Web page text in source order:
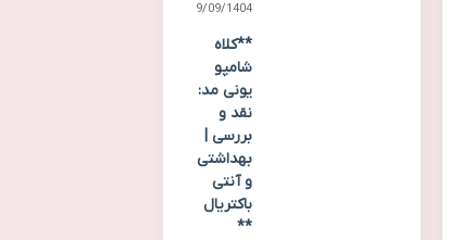
19/09/1404
**کلاه
شامپو
یونی مد:
نقد و
بررسی |
بهداشتی
و آنتی
باکتریال
**